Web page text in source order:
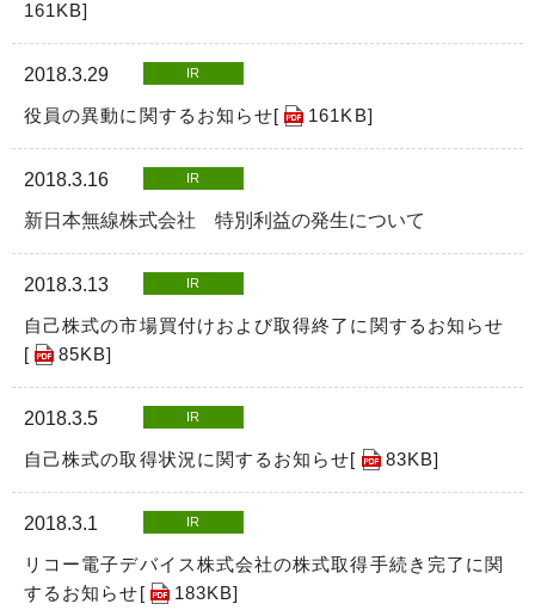
161KB]
2018.3.29 IR
役員の異動に関するお知らせ[ 161KB]
2018.3.16 IR
新日本無線株式会社 特別利益の発生について
2018.3.13 IR
自己株式の市場買付けおよび取得終了に関するお知らせ
[
85KB]
2018.3.5 IR
自己株式の取得状況に関するお知らせ[ 83KB]
2018.3.1 IR
リコー電子デバイス株式会社の株式取得手続き完了に関
するお知らせ[
183KB]